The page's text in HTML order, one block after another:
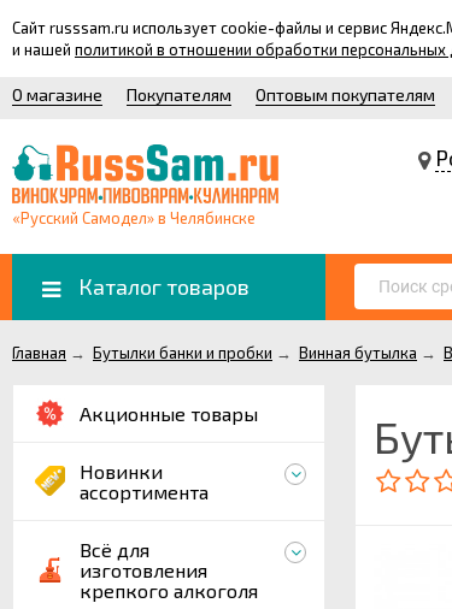
Сайт russsam.ru использует cookie-файлы и сервис
и нашей политикой в отношении обработки персональных
О магазине Покупателям Оптовым покупателям
«Русский Самодел» в Челябинске
Каталог товаров
Главная → Бутылки банки и пробки → Винная бутылка →
Акционные товары
Новинки
ассортимента
Всё для
изготовления
крепкого алкоголя